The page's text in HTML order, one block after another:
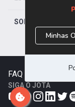
SOBRE O JOTA
FAQ
SIGA O JOTA